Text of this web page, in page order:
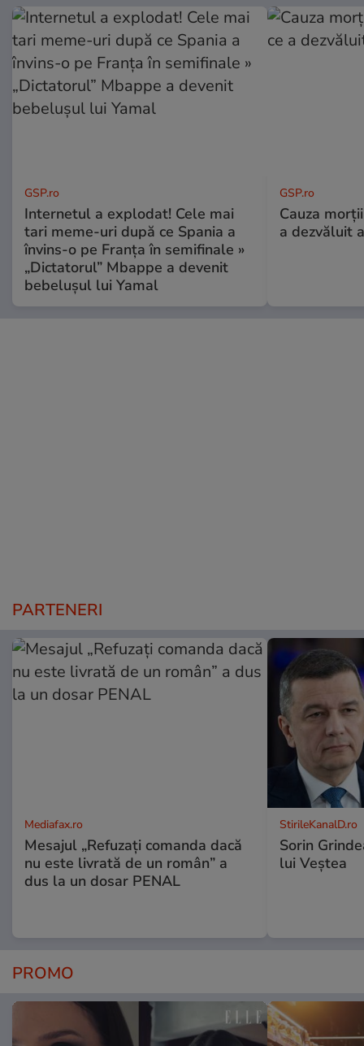
GSP.ro
Internetul a explodat! Cele mai
tari meme-uri după ce Spania a
învins-o pe Franța în semifinale »
„Dictatorul” Mbappe a devenit
bebelușul lui Yamal
GSP.ro
Cauza
a dezvăluit
PARTENERI
Mediafax.ro
Mesajul „Refuzați comanda dacă
nu este livrată de un român” a
dus la un dosar PENAL
StirileKanalD.ro
Sorin
lui Veștea
PROMO